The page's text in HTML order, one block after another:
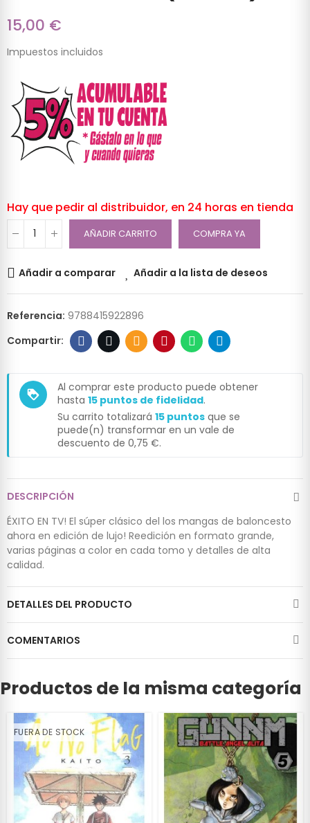
15,00 €
Impuestos incluidos
Hay que pedir al distribuidor, en 24 horas en tienda
AÑADIR CARRITO COMPRA YA
Añadir a comparar Añadir a la lista de deseos
Referencia: 9788415922896
loyalty
Al comprar este producto puede obtener
hasta 15 puntos de fidelidad.
Su carrito totalizará 15 puntos que se
puede(n) transformar en un vale de
descuento de 0,75 €.
DESCRIPCIÓN
ÉXITO EN TV! El súper clásico del los mangas de baloncesto
ahora en edición de lujo! Reedición en formato grande,
varias páginas a color en cada tomo y detalles de alta
calidad.
DETALLES DEL PRODUCTO
COMENTARIOS
Productos de la misma categoría
FUERA DE STOCK